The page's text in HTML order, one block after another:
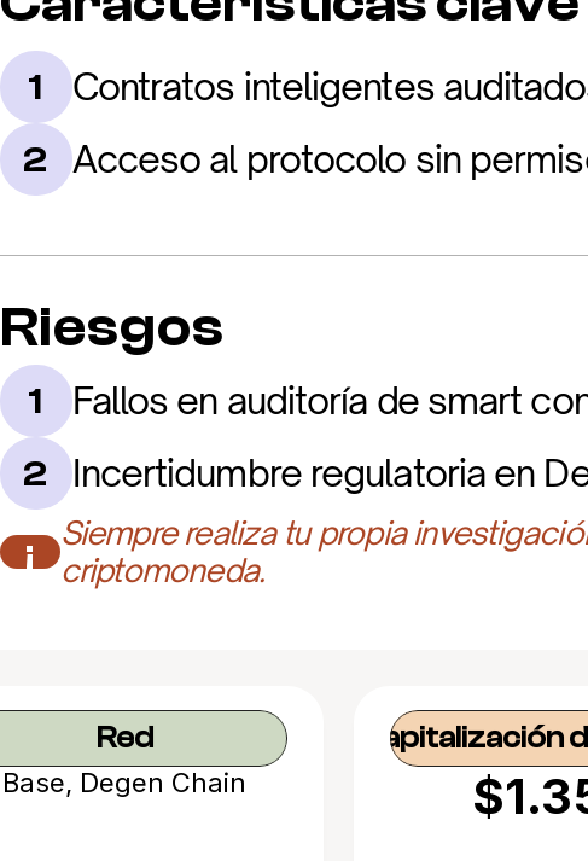
1 Contratos inteligentes
2 Acceso al protocolo sin
Riesgos
1 Fallos en auditoría de smart
2 Incertidumbre regulatoria en
¡
Siempre realiza tu propia
criptomoneda.
Red
Base, Degen Chain
Capitalización